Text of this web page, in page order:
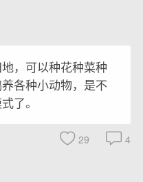
，可以种花种菜种
各种小动物，是不
了。
29 4